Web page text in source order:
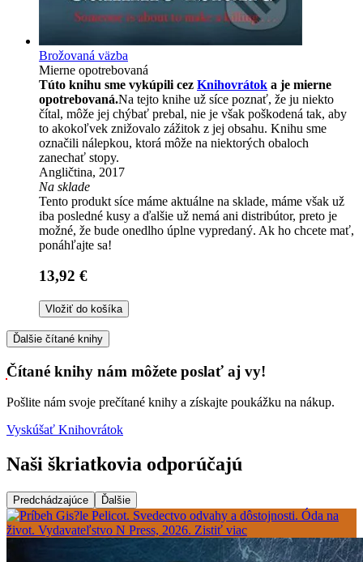
Brožovaná väzba
Mierne opotrebovaná
Túto knihu sme vykúpili cez Knihovrátok a je mierne
opotrebovaná.Na tejto knihe už síce poznať, že ju niekto
čítal, môže jej chýbať prebal, nie je však poškodená tak, aby
to akokoľvek znižovalo zážitok z jej obsahu. Knihu sme
označili nálepkou, ktorá môže na niektorých obaloch
zanechať stopy.
Angličtina, 2017
Na sklade
Tento produkt síce máme aktuálne na sklade, máme však už
iba posledné kusy a ďalšie už nemá ani distribútor, preto je
možné, že bude onedlho úplne vypredaný. Ak ho chcete mať,
ponáhľajte sa!
13,92 €
Vložiť do košíka
Ďalšie čítané knihy
Čítané knihy nám môžete poslať aj vy!
Pošlite nám svoje prečítané knihy a získajte poukážku na nákup.
Vyskúšať Knihovrátok
Naši škriatkovia odporúčajú
Predchádzajúce Ďalšie